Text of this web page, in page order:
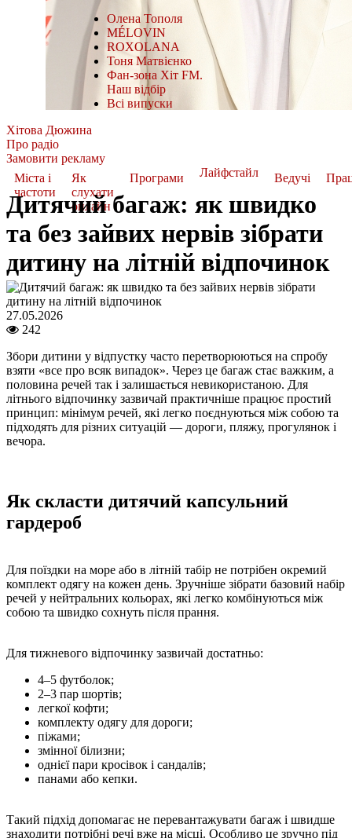
Олена Тополя
MÉLOVIN
ROXOLANA
Тоня Матвієнко
Фан-зона Хіт FM.
Наш відбір
Всі випуски
Хітова Дюжина
Про радіо
Замовити рекламу
Міста і
частоти
Як
слухати
онлайн
Програми Лайфстайл Ведучі
Дитячий багаж: як швидко
та без зайвих нервів зібрати
дитину на літній відпочинок
27.05.2026
242
Збори дитини у відпустку часто перетворюються на спробу
взяти «все про всяк випадок». Через це багаж стає важким, а
половина речей так і залишається невикористаною. Для
літнього відпочинку зазвичай практичніше працює простий
принцип: мінімум речей, які легко поєднуються між собою та
підходять для різних ситуацій — дороги, пляжу, прогулянок і
вечора.
Як скласти дитячий капсульний
гардероб
Для поїздки на море або в літній табір не потрібен окремий
комплект одягу на кожен день. Зручніше зібрати базовий набір
речей у нейтральних кольорах, які легко комбінуються між
собою та швидко сохнуть після прання.
Для тижневого відпочинку зазвичай достатньо:
4–5 футболок;
2–3 пар шортів;
легкої кофти;
комплекту одягу для дороги;
піжами;
змінної білизни;
однієї пари кросівок і сандалів;
панами або кепки.
Такий підхід допомагає не перевантажувати багаж і швидше
знаходити потрібні речі вже на місці. Особливо це зручно під